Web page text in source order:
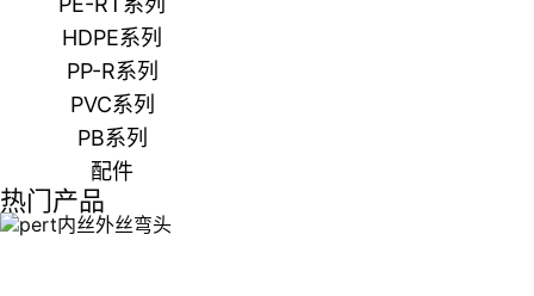
HDPE系列
PP-R系列
PVC系列
PB系列
配件
热门产品